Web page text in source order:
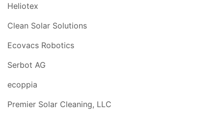
Heliotex
Clean Solar Solutions
Ecovacs Robotics
Serbot AG
ecoppia
Premier Solar Cleaning, LLC